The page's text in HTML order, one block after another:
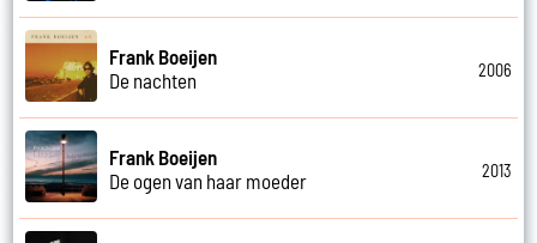
Frank Boeijen
De nachten
2006
Frank Boeijen
De ogen van haar moeder
2013